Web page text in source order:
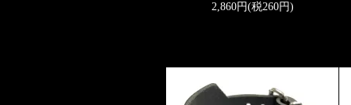
2,860円(税260円)